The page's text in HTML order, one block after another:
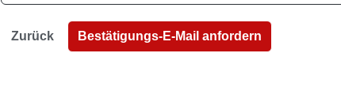
Zurück Bestätigungs-E-Mail anfordern